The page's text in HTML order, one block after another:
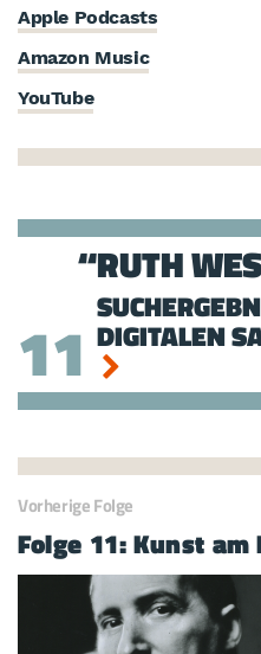
Apple Podcasts
Amazon Music
YouTube
11
RUTH
DIGITALEN
Vorherige Folge
Folge 11: Kunst